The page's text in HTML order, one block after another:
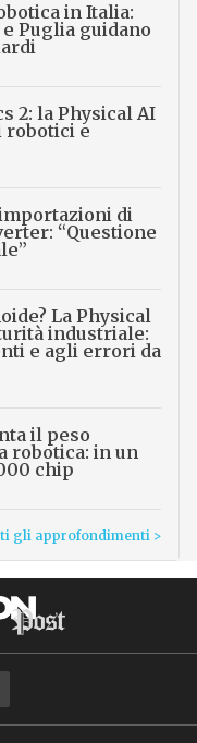
in Italia:
Puglia guidano
2: la Physical AI
robotici e
di
“Questione
La Physical
industriale:
e agli errori da
il peso
robotica: in un
chip
gli approfondimenti >